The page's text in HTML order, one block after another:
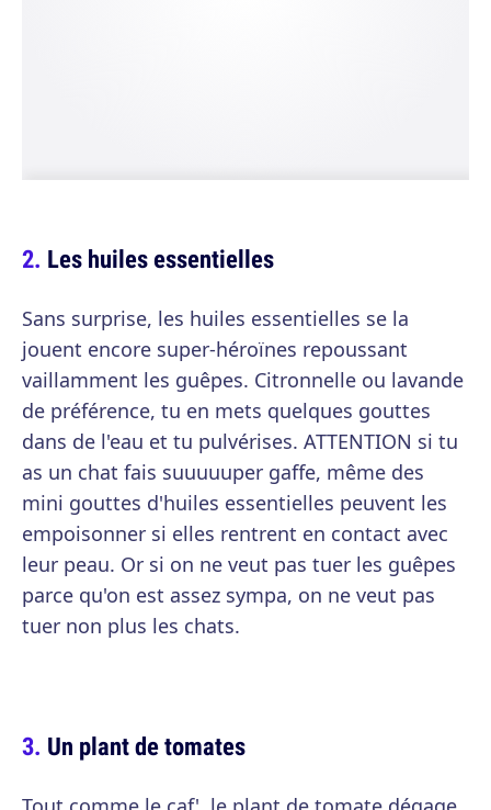
Les huiles essentielles
Sans surprise, les huiles essentielles se la
jouent encore super-héroïnes repoussant
vaillamment les guêpes. Citronnelle ou lavande
de préférence, tu en mets quelques gouttes
dans de l'eau et tu pulvérises. ATTENTION si tu
as un chat fais suuuuuper gaffe, même des
mini gouttes d'huiles essentielles peuvent les
empoisonner si elles rentrent en contact avec
leur peau. Or si on ne veut pas tuer les guêpes
parce qu'on est assez sympa, on ne veut pas
tuer non plus les chats.
Un plant de tomates